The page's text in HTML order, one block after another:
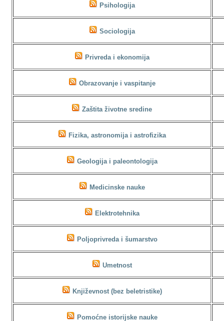
Psihologija
Sociologija
Privreda i ekonomija
Obrazovanje i vaspitanje
Zaštita životne sredine
Fizika, astronomija i astrofizika
Geologija i paleontologija
Medicinske nauke
Elektrotehnika
Poljoprivreda i šumarstvo
Umetnost
Književnost (bez beletristike)
Pomoćne istorijske nauke